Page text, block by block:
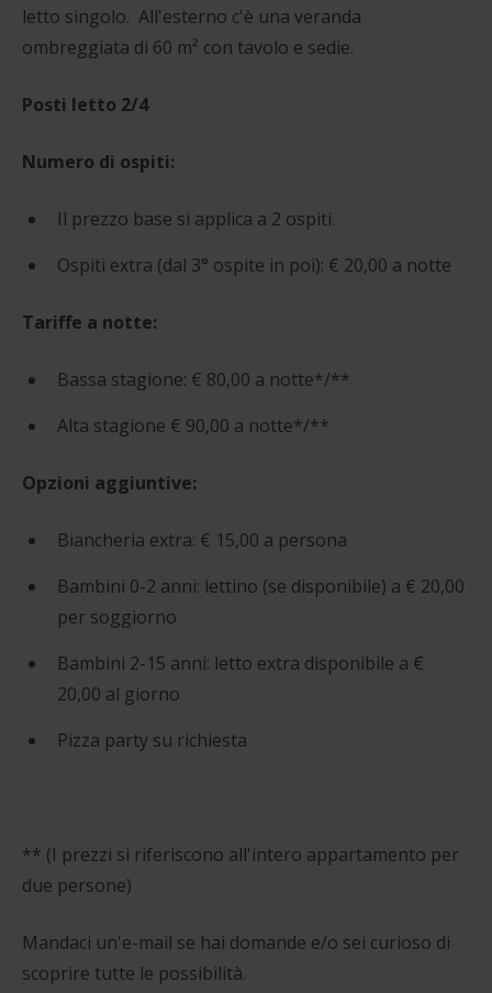
letto singolo. All'esterno c'è una veranda
ombreggiata di 60 m² con tavolo e sedie.
Posti letto 2/4
Numero di ospiti:
Il prezzo base si applica a 2 ospiti.
Ospiti extra (dal 3° ospite in poi): € 20,00 a notte
Tariffe a notte:
Bassa stagione: € 80,00 a notte*/**
Alta stagione € 90,00 a notte*/**
Opzioni aggiuntive:
Biancheria extra: € 15,00 a persona
Bambini 0-2 anni: lettino (se disponibile) a € 20,00
per soggiorno
Bambini 2-15 anni: letto extra disponibile a €
20,00 al giorno
Pizza party su richiesta
** (I prezzi si riferiscono all'intero appartamento per
due persone)
Mandaci un'e-mail se hai domande e/o sei curioso di
scoprire tutte le possibilità.